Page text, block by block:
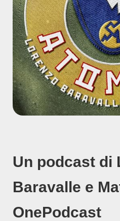
Un podcast di
Baravalle e
OnePodcast